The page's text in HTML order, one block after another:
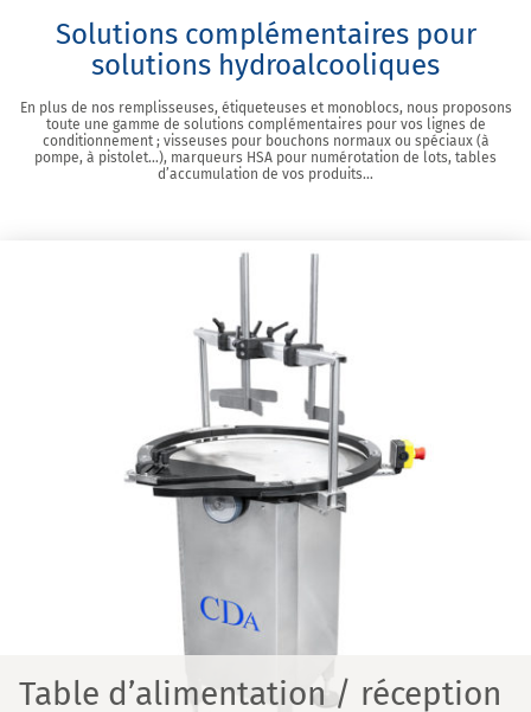
Solutions complémentaires pour
solutions hydroalcooliques
En plus de nos remplisseuses, étiqueteuses et monoblocs, nous proposons
toute une gamme de solutions complémentaires pour vos lignes de
conditionnement ; visseuses pour bouchons normaux ou spéciaux (à
pompe, à pistolet…), marqueurs HSA pour numérotation de lots, tables
d’accumulation de vos produits…
Table d’alimentation / réception